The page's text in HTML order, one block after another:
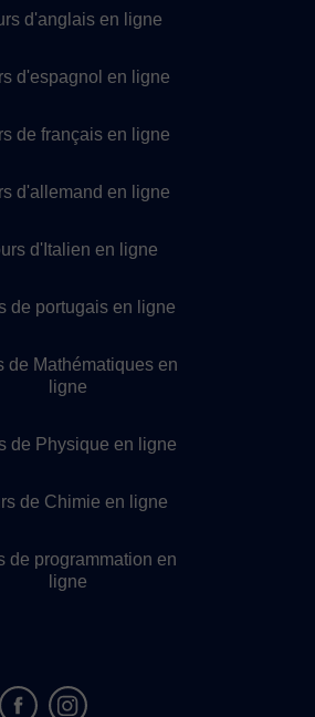
d'anglais en ligne
d'espagnol en ligne
de français en ligne
d'allemand en ligne
d'Italien en ligne
de portugais en ligne
de Mathématiques en
ligne
de Physique en ligne
de Chimie en ligne
de programmation en
ligne